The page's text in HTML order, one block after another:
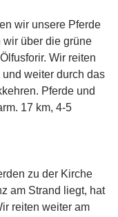
wir unsere Pferde
wir über die grüne
Wir reiten
weiter durch das
Pferde und
17 km, 4-5
zu der Kirche
am Strand liegt, hat
reiten weiter am